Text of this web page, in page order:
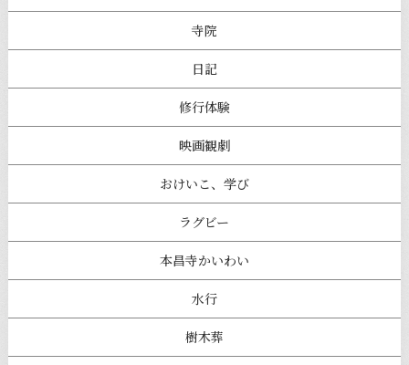
寺院
日記
修行体験
映画観劇
おけいこ、学び
ラグビー
本昌寺かいわい
水行
樹木葬